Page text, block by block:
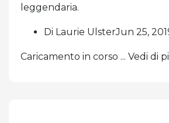
leggendaria.
Di Laurie UlsterJun 25,
Caricamento in corso ... Vedi di